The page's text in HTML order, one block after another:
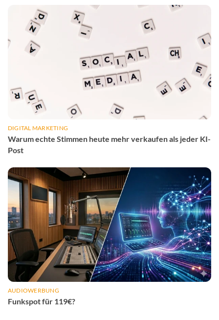
DIGITAL MARKETING
Warum echte Stimmen heute mehr verkaufen als jeder KI-
Post
AUDIOWERBUNG
Funkspot für 119€?